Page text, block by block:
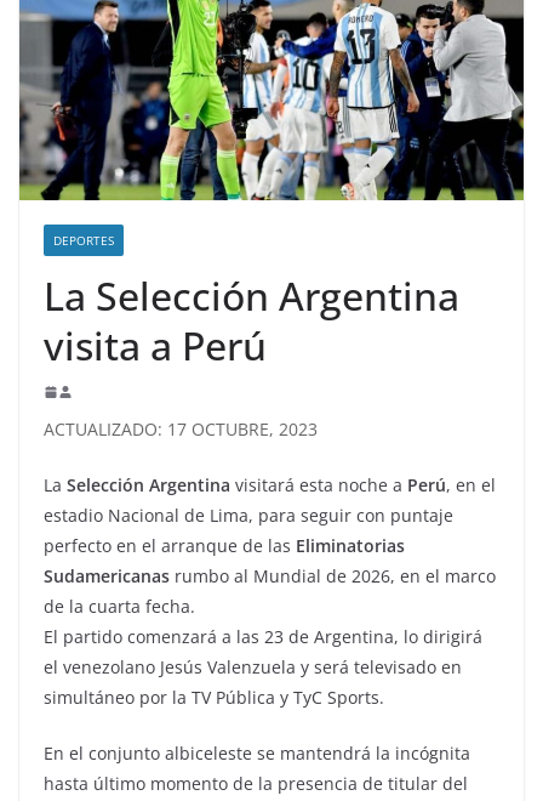
DEPORTES
La Selección Argentina
visita a Perú
ACTUALIZADO: 17 OCTUBRE, 2023
La Selección Argentina visitará esta noche a Perú, en el
estadio Nacional de Lima, para seguir con puntaje
perfecto en el arranque de las Eliminatorias
Sudamericanas rumbo al Mundial de 2026, en el marco
de la cuarta fecha.
El partido comenzará a las 23 de Argentina, lo dirigirá
el venezolano Jesús Valenzuela y será televisado en
simultáneo por la TV Pública y TyC Sports.
En el conjunto albiceleste se mantendrá la incógnita
hasta último momento de la presencia de titular del